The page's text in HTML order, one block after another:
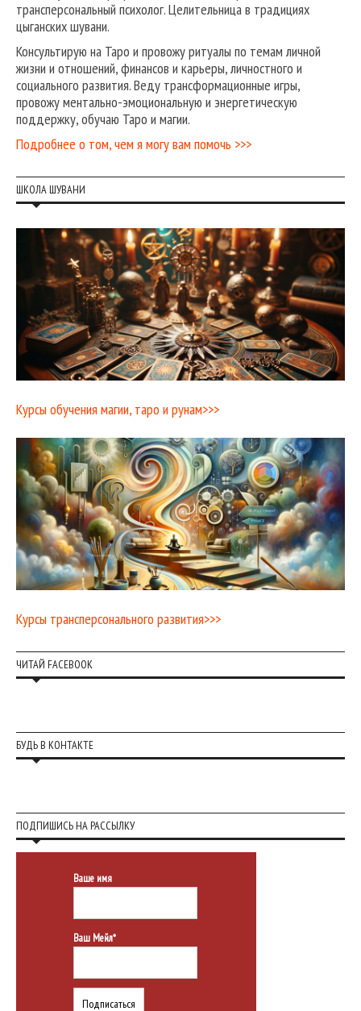
трансперсональный психолог. Целительница в традициях
цыганских шувани.
Консультирую на Таро и провожу ритуалы по темам личной
жизни и отношений, финансов и карьеры, личностного и
социального развития. Веду трансформационные игры,
провожу ментально-эмоциональную и энергетическую
поддержку, обучаю Таро и магии.
Подробнее о том, чем я могу вам помочь >>>
ШКОЛА ШУВАНИ
Курсы обучения магии, таро и рунам>>>
Курсы трансперсонального развития>>>
ЧИТАЙ FACEBOOK
БУДЬ В КОНТАКТЕ
ПОДПИШИСЬ НА РАССЫЛКУ
Ваше имя
Ваш Мейл*